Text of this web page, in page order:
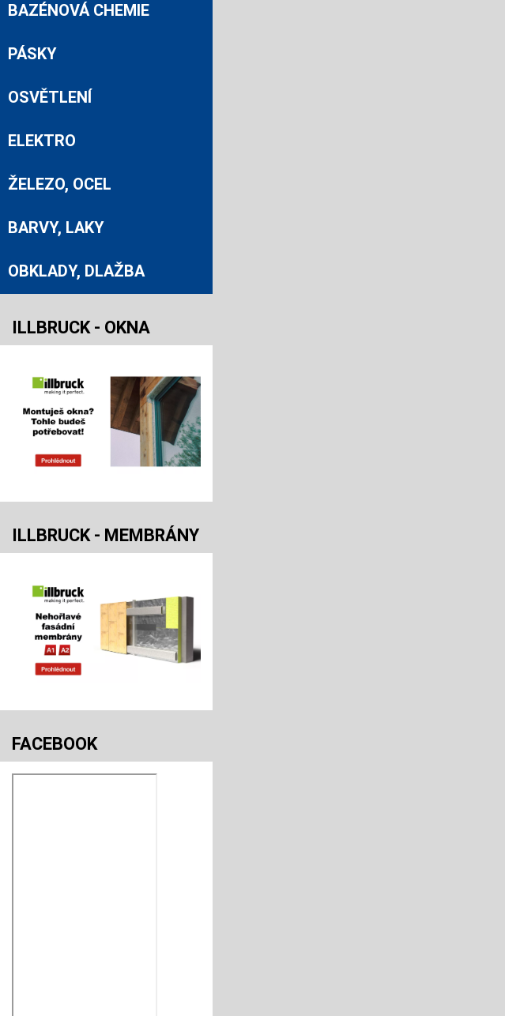
BAZÉNOVÁ CHEMIE
PÁSKY
OSVĚTLENÍ
ELEKTRO
ŽELEZO, OCEL
BARVY, LAKY
OBKLADY, DLAŽBA
ILLBRUCK - OKNA
ILLBRUCK - MEMBRÁNY
FACEBOOK